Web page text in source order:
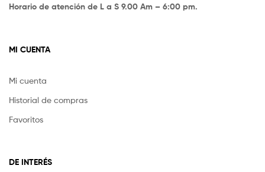
Horario de atención de L a S 9.00 Am – 6:00 pm.
MI CUENTA
Mi cuenta
Historial de compras
Favoritos
DE INTERÉS